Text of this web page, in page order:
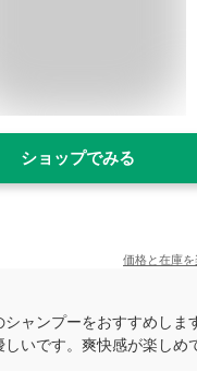
ショップでみる
価格と在庫を
シャンプーをおすすめしま
しいです。爽快感が楽しめ